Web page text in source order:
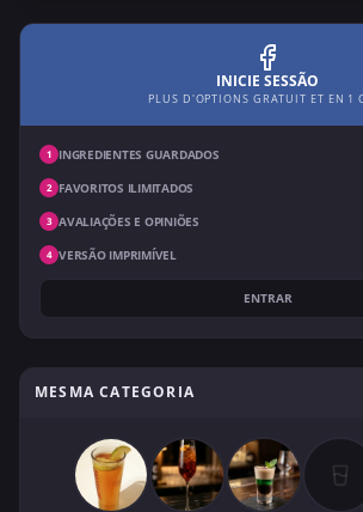
INICIE SESSÃO
PLUS D'OPTIONS GRATUIT ET EN 1
1 INGREDIENTES GUARDADOS
2 FAVORITOS ILIMITADOS
3 AVALIAÇÕES E OPINIÕES
4 VERSÃO IMPRIMÍVEL
ENTRAR
MESMA CATEGORIA